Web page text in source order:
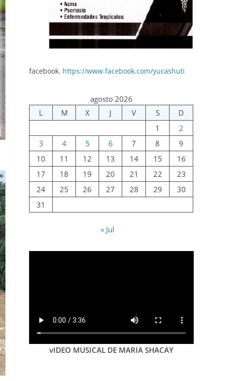
facebook. https://www.facebook.com/yucashuti
agosto 2026
L
M X J V S
D
1
2
3
4 5 6 7 8
9
10
11 12 13 14 15
16
17
18 19 20 21 22
23
24
25 26 27 28 29
30
31
« Jul
vIDEO MUSICAL DE MARIA SHACAY